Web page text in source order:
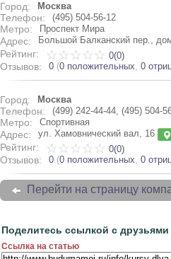
Город: Москва
Телефон: (495) 504-56-12
Метро: Проспект Мира
Адрес: Большой Балканский пер.,
Рейтинг: 0(0)
Отзывов: 0 (0 положительных, 0
Город: Москва
Телефон: (499) 242-44-44, (495) 504-
Метро: Спортивная
Адрес: ул. Хамовнический вал, 16
Рейтинг: 0(0)
Отзывов: 0 (0 положительных, 0
Перейти на страницу
Поделитесь ссылкой с друзьями
Ссылка на статью